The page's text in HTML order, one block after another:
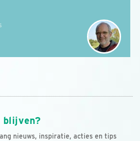
blijven?
nieuws, inspiratie, acties en tips